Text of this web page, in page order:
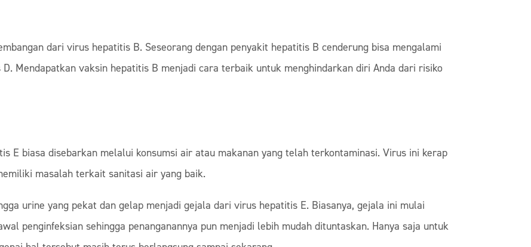
dari virus hepatitis B. Seseorang dengan penyakit hepatitis B cenderung bisa mengalami
Mendapatkan vaksin hepatitis B menjadi cara terbaik untuk menghindarkan diri Anda dari risiko
E biasa disebarkan melalui konsumsi air atau makanan yang telah terkontaminasi. Virus ini kerap
masalah terkait sanitasi air yang baik.
urine yang pekat dan gelap menjadi gejala dari virus hepatitis E. Biasanya, gejala ini mulai
penginfeksian sehingga penanganannya pun menjadi lebih mudah dituntaskan. Hanya saja untuk